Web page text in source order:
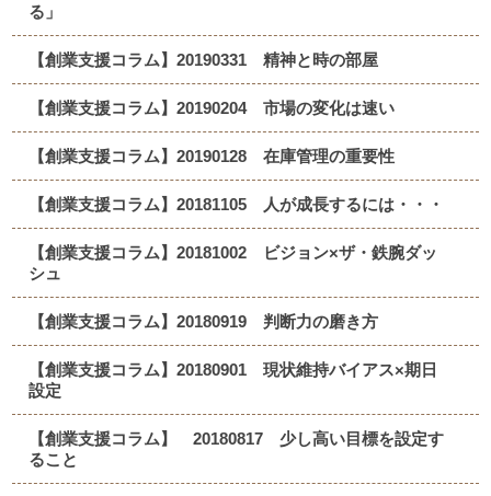
る」
【創業支援コラム】20190331 精神と時の部屋
【創業支援コラム】20190204 市場の変化は速い
【創業支援コラム】20190128 在庫管理の重要性
【創業支援コラム】20181105 人が成長するには・・・
【創業支援コラム】20181002 ビジョン×ザ・鉄腕ダッ
シュ
【創業支援コラム】20180919 判断力の磨き方
【創業支援コラム】20180901 現状維持バイアス×期日
設定
【創業支援コラム】 20180817 少し高い目標を設定す
ること